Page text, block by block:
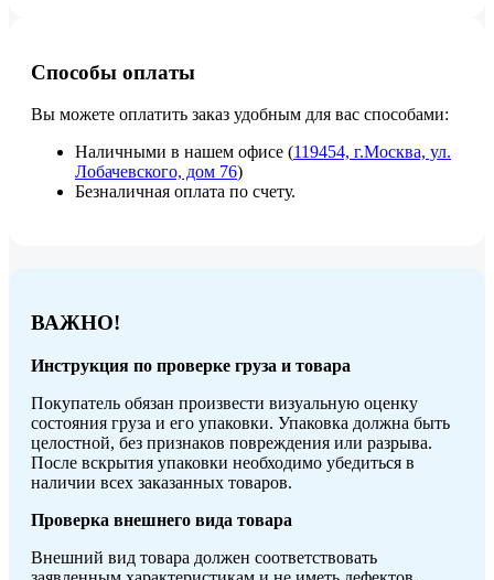
Способы оплаты
Вы можете оплатить заказ удобным для вас способами:
Наличными в нашем офисе (119454, г.Москва, ул.
Лобачевского, дом 76)
Безналичная оплата по счету.
ВАЖНО!
Инструкция по проверке груза и товара
Покупатель обязан произвести визуальную оценку
состояния груза и его упаковки. Упаковка должна быть
целостной, без признаков повреждения или разрыва.
После вскрытия упаковки необходимо убедиться в
наличии всех заказанных товаров.
Проверка внешнего вида товара
Внешний вид товара должен соответствовать